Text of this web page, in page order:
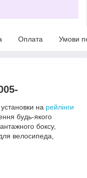
Оплата Умови
на рейлінги
будь-якого
боксу,
велосипеда,